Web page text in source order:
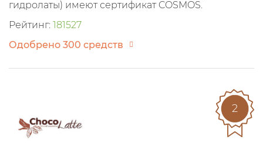
гидролаты) имеют сертификат COSMOS.
Рейтинг: 181527
Одобрено 300 средств
2